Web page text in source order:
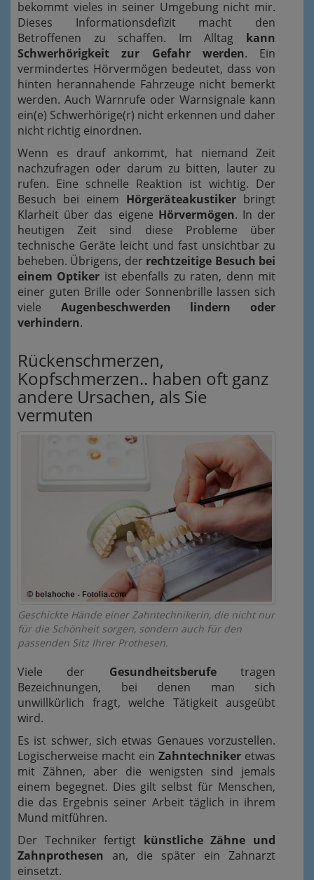
bekommt vieles in seiner Umgebung nicht mir.
Dieses Informationsdefizit macht den
Betroffenen zu schaffen. Im Alltag kann
Schwerhörigkeit zur Gefahr werden. Ein
vermindertes Hörvermögen bedeutet, dass von
hinten herannahende Fahrzeuge nicht bemerkt
werden. Auch Warnrufe oder Warnsignale kann
ein(e) Schwerhörige(r) nicht erkennen und daher
nicht richtig einordnen.
Wenn es drauf ankommt, hat niemand Zeit
nachzufragen oder darum zu bitten, lauter zu
rufen. Eine schnelle Reaktion ist wichtig. Der
Besuch bei einem Hörgeräteakustiker bringt
Klarheit über das eigene Hörvermögen. In der
heutigen Zeit sind diese Probleme über
technische Geräte leicht und fast unsichtbar zu
beheben. Übrigens, der rechtzeitige Besuch bei
einem Optiker ist ebenfalls zu raten, denn mit
einer guten Brille oder Sonnenbrille lassen sich
viele Augenbeschwerden lindern oder
verhindern.
Rückenschmerzen,
Kopfschmerzen.. haben oft ganz
andere Ursachen, als Sie
vermuten
Geschickte Hände einer Zahntechnikerin, die nicht nur
für die Schönheit sorgen, sondern auch für den
passenden Sitz Ihrer Prothesen.
Viele der Gesundheitsberufetragen
Bezeichnungen, bei denen man sich
unwillkürlich fragt, welche Tätigkeit ausgeübt
wird.
Es ist schwer, sich etwas Genaues vorzustellen.
Logischerweise macht ein Zahntechniker etwas
mit Zähnen, aber die wenigsten sind jemals
einem begegnet. Dies gilt selbst für Menschen,
die das Ergebnis seiner Arbeit täglich in ihrem
Mund mitführen.
Der Techniker fertigt künstliche Zähne und
Zahnprothesen an, die später ein Zahnarzt
einsetzt.